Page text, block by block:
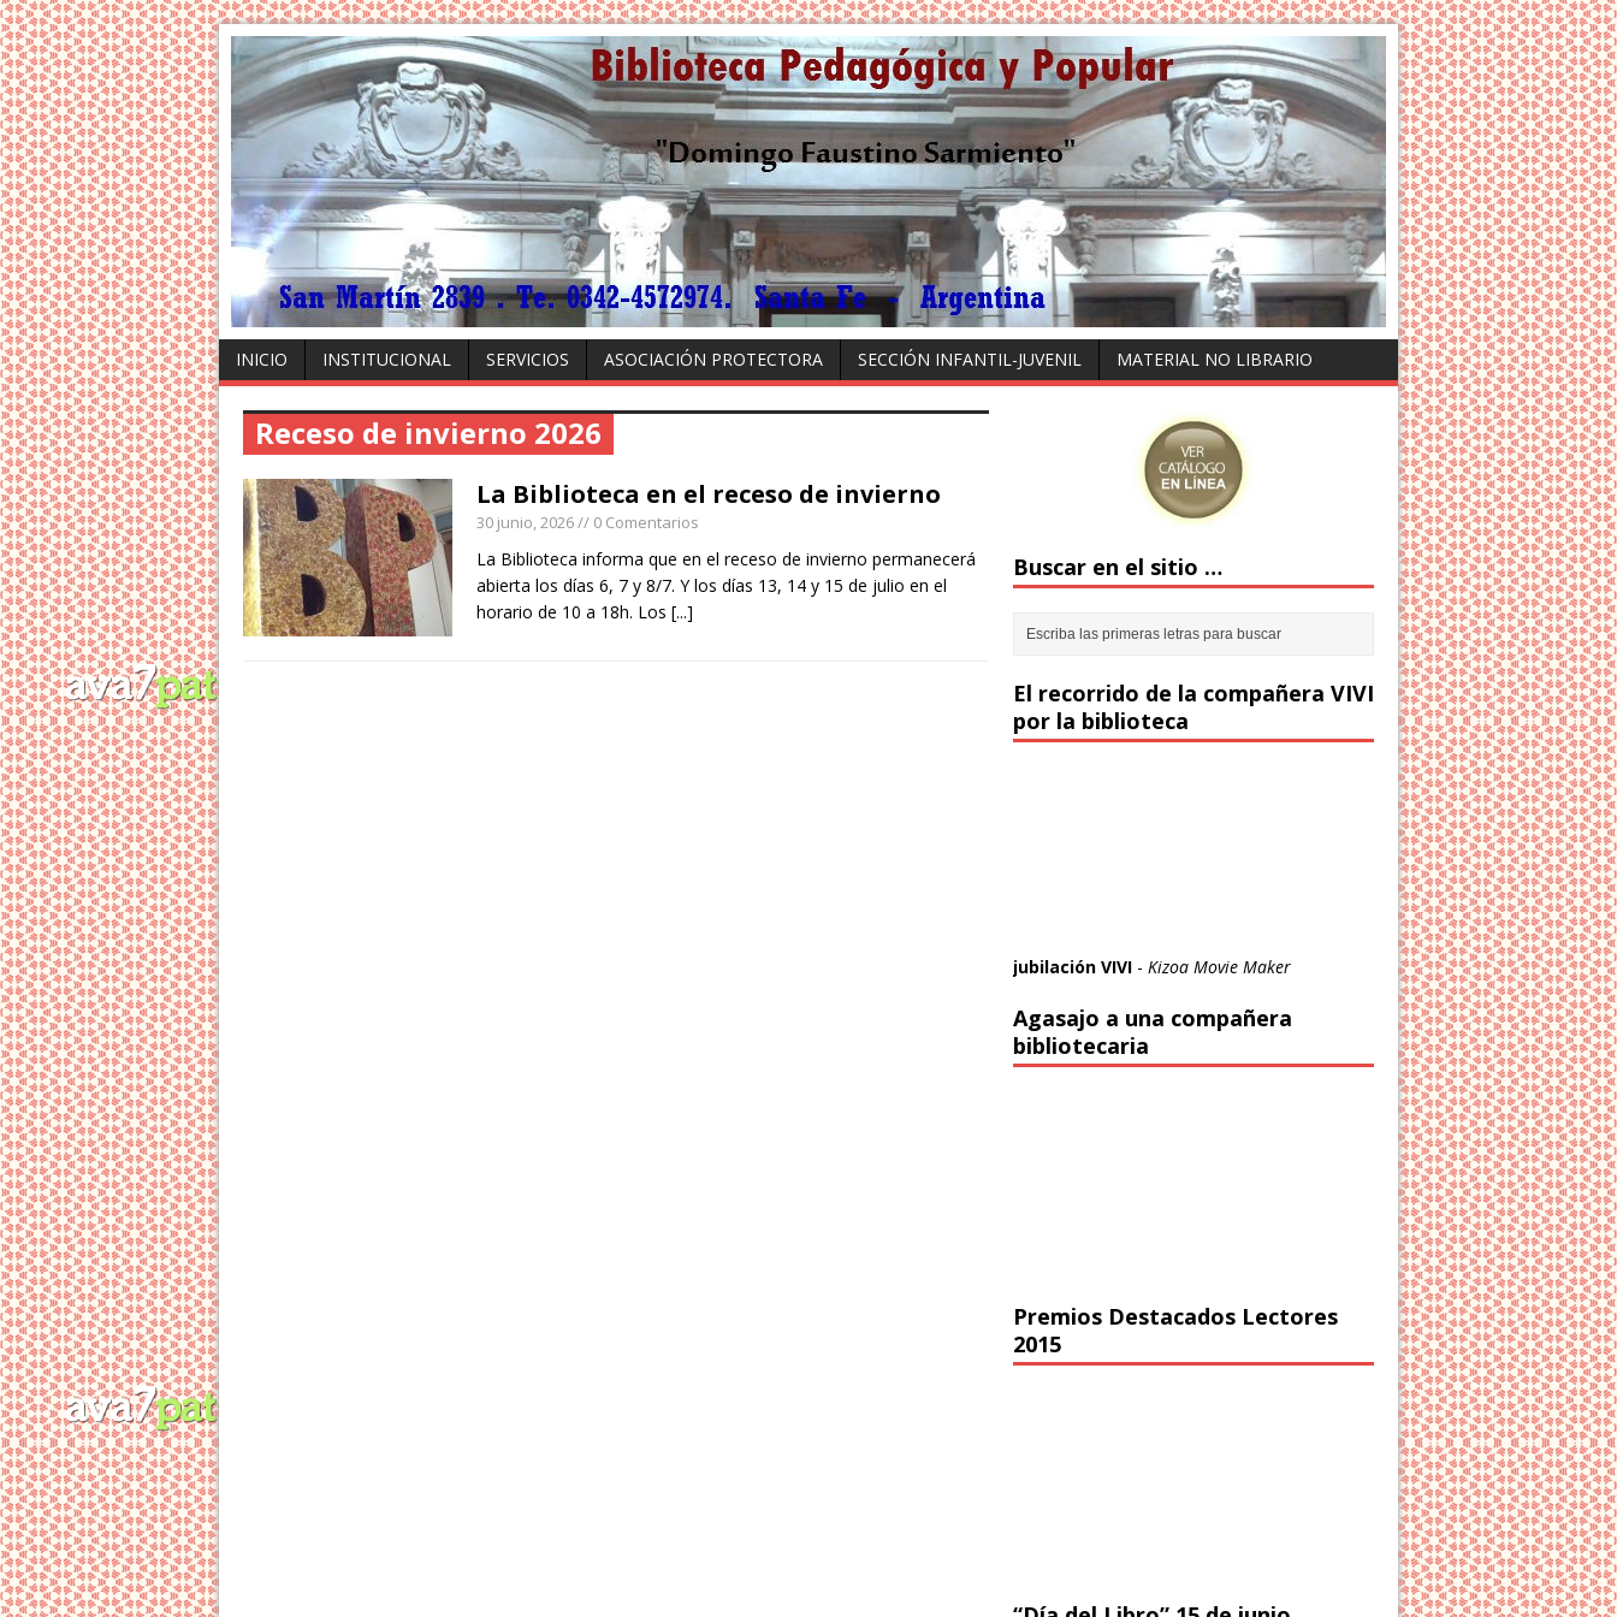
INICIO INSTITUCIONAL SERVICIOS ASOCIACIÓN PROTECTORA SECCIÓN INFANTIL-JUVENIL MATERIAL NO LIBRARIO
Receso de invierno 2026
La Biblioteca en el receso de invierno
30 junio, 2026// 0 Comentarios
La Biblioteca informa que en el receso de invierno permanecerá
abierta los días 6, 7 y 8/7. Y los días 13, 14 y 15 de julio en el
horario de 10 a 18h. Los [...]
Buscar en el sitio …
El recorrido de la compañera VIVI
por la biblioteca
jubilación VIVI - Kizoa Movie Maker
Agasajo a una compañera
bibliotecaria
Premios Destacados Lectores
2015